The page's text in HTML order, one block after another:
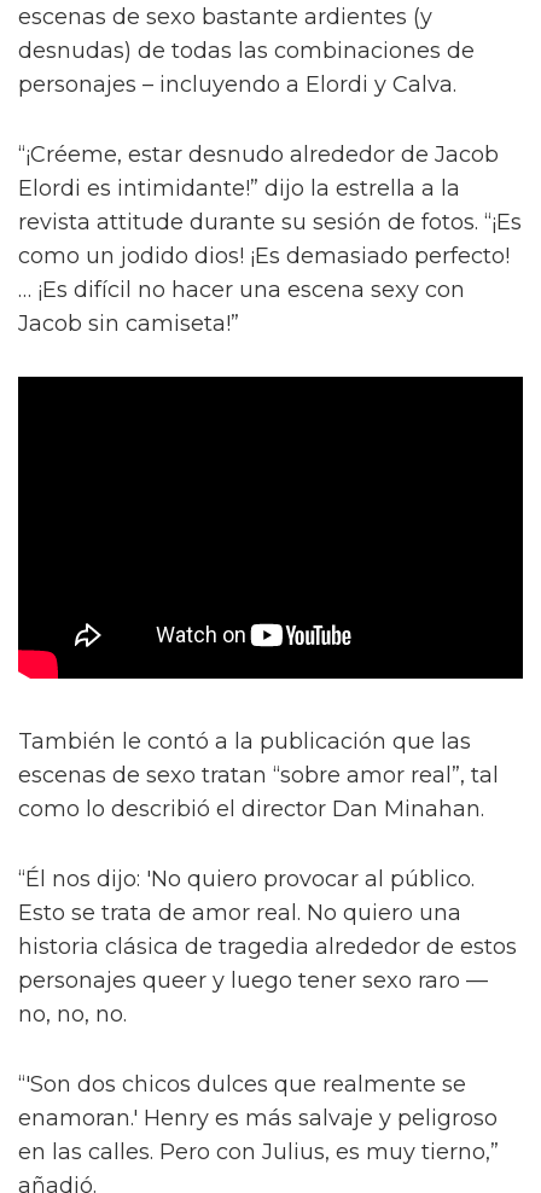
escenas de sexo bastante ardientes (y
desnudas) de todas las combinaciones de
personajes – incluyendo a Elordi y Calva.
“¡Créeme, estar desnudo alrededor de Jacob
Elordi es intimidante!” dijo la estrella a la
revista attitude durante su sesión de fotos. “¡Es
como un jodido dios! ¡Es demasiado perfecto!
… ¡Es difícil no hacer una escena sexy con
Jacob sin camiseta!”
También le contó a la publicación que las
escenas de sexo tratan “sobre amor real”, tal
como lo describió el director Dan Minahan.
“Él nos dijo: 'No quiero provocar al público.
Esto se trata de amor real. No quiero una
historia clásica de tragedia alrededor de estos
personajes queer y luego tener sexo raro —
no, no, no.
“'Son dos chicos dulces que realmente se
enamoran.' Henry es más salvaje y peligroso
en las calles. Pero con Julius, es muy tierno,”
añadió.